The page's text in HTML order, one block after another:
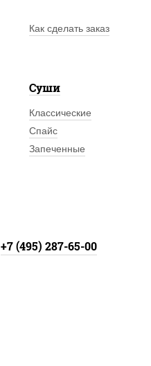
Как сделать заказ
Суши
Классические
Спайс
Запеченные
+7 (495) 287-65-00